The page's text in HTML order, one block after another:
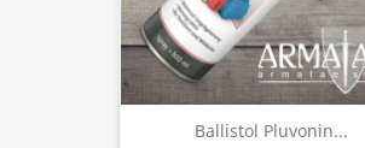
Ballistol Pluvonin...